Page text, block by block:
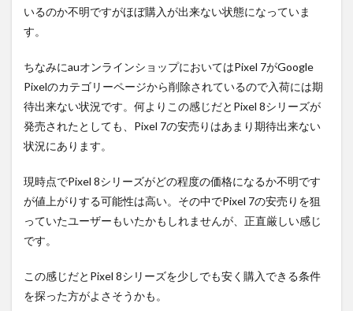
いるのか不明ですがほぼ購入が出来ない状態になっていま
す。
ちなみにauオンラインショップにおいてはPixel 7がGoogle
Pixelのカテゴリーページから削除されているので入荷には期
待出来ない状況です。何よりこの感じだとPixel 8シリーズが
発売されたとしても、Pixel 7の安売りはあまり期待出来ない
状況にあります。
現時点でPixel 8シリーズがどの程度の価格になるか不明です
が値上がりする可能性は高い。その中でPixel 7の安売りを狙
っていたユーザーもいたかもしれませんが、正直厳しい感じ
です。
この感じだとPixel 8シリーズを少しでも安く購入できる条件
を探った方がよさそうかも。